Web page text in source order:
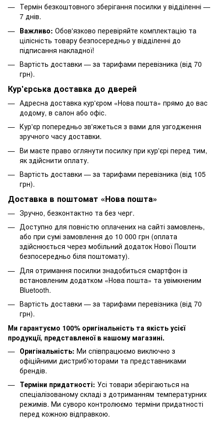
Термін безкоштовного зберігання посилки у відділенні —
7 днів.
Важливо: Обов'язково перевіряйте комплектацію та
цілісність товару безпосередньо у відділенні до
підписання накладної!
Вартість доставки — за тарифами перевізника (від 70
грн).
Кур'єрська доставка до дверей
Адресна доставка кур'єром «Нова пошта» прямо до вас
додому, в салон або офіс.
Кур'єр попередньо зв'яжеться з вами для узгодження
зручного часу доставки.
Ви маєте право оглянути посилку при кур'єрі перед тим,
як здійснити оплату.
Вартість доставки — за тарифами перевізника (від 105
грн).
Доставка в поштомат «Нова пошта»
Зручно, безконтактно та без черг.
Доступно для повністю оплачених на сайті замовлень,
або при сумі замовлення до 10 000 грн (оплата
здійснюється через мобільний додаток Нової Пошти
безпосередньо біля поштомату).
Для отримання посилки знадобиться смартфон із
встановленим додатком «Нова пошта» та увімкненим
Bluetooth.
Вартість доставки — за тарифами перевізника (від 70
грн).
Ми гарантуємо 100% оригінальність та якість усієї
продукції, представленої в нашому магазині.
Оригінальність: Ми співпрацюємо виключно з
офіційними дистриб'юторами та представниками
брендів.
Терміни придатності: Усі товари зберігаються на
спеціалізованому складі з дотриманням температурних
режимів. Ми суворо контролюємо терміни придатності
перед кожною відправкою.